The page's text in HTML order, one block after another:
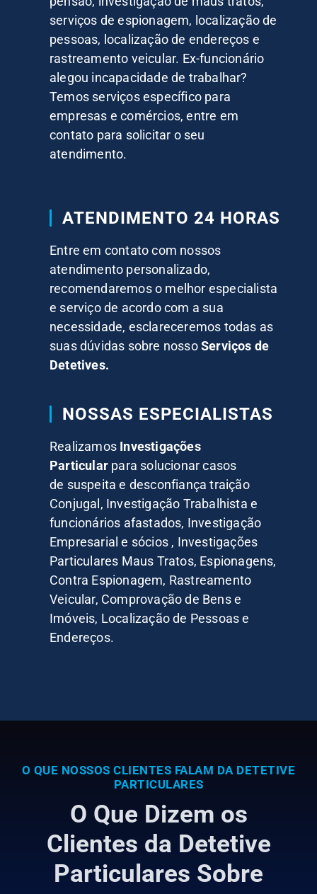
serviços de espionagem, localização de
pessoas, localização de endereços e
rastreamento veicular. Ex-funcionário
alegou incapacidade de trabalhar?
Temos serviços específico para
empresas e comércios, entre em
contato para solicitar o seu
atendimento.
ATENDIMENTO 24 HORAS
Entre em contato com nossos
atendimento personalizado,
recomendaremos o melhor especialista
e serviço de acordo com a sua
necessidade, esclareceremos todas as
suas dúvidas sobre nossoServiços de
Detetives.
NOSSAS ESPECIALISTAS
Realizamos Investigações
Particular para solucionar casos
de suspeita e desconfiança traição
Conjugal, Investigação Trabalhista e
funcionários afastados, Investigação
Empresarial e sócios , Investigações
Particulares Maus Tratos, Espionagens,
Contra Espionagem, Rastreamento
Veicular, Comprovação de Bens e
Imóveis, Localização de Pessoas e
Endereços.
O QUE NOSSOS CLIENTES FALAM DA DETETIVE
PARTICULARES
O Que Dizem os
Clientes da Detetive
Particulares Sobre